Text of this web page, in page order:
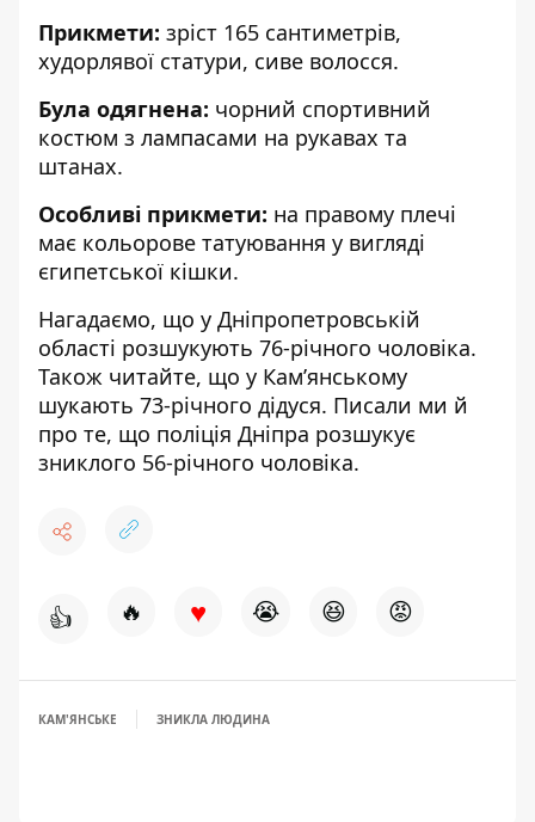
Прикмети: зріст 165 сантиметрів,
худорлявої статури, сиве волосся.
Була одягнена: чорний спортивний
костюм з лампасами на рукавах та
штанах.
Особливі прикмети: на правому плечі
має кольорове татуювання у вигляді
єгипетської кішки.
Нагадаємо, що у Дніпропетровській
області розшукують 76-річного чоловіка.
Також читайте, що у Кам’янському
шукають 73-річного дідуся. Писали ми й
про те, що поліція Дніпра розшукує
зниклого 56-річного чоловіка.
👍 🔥 ♥ 😭 😆 😡
КАМ'ЯНСЬКЕ ЗНИКЛА ЛЮДИНА